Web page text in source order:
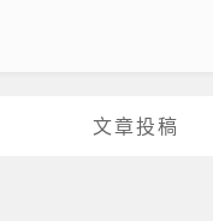
文章投稿